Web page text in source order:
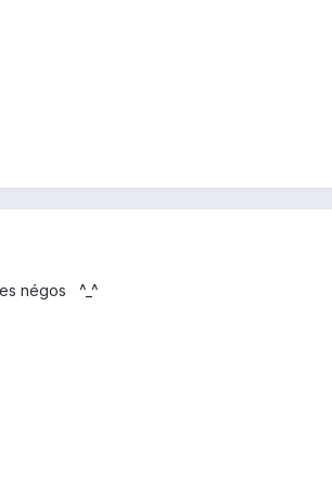
négos ^_^